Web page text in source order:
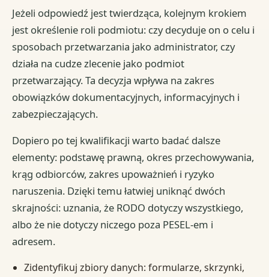
Jeżeli odpowiedź jest twierdząca, kolejnym krokiem
jest określenie roli podmiotu: czy decyduje on o celu i
sposobach przetwarzania jako administrator, czy
działa na cudze zlecenie jako podmiot
przetwarzający. Ta decyzja wpływa na zakres
obowiązków dokumentacyjnych, informacyjnych i
zabezpieczających.
Dopiero po tej kwalifikacji warto badać dalsze
elementy: podstawę prawną, okres przechowywania,
krąg odbiorców, zakres upoważnień i ryzyko
naruszenia. Dzięki temu łatwiej uniknąć dwóch
skrajności: uznania, że RODO dotyczy wszystkiego,
albo że nie dotyczy niczego poza PESEL-em i
adresem.
Zidentyfikuj zbiory danych: formularze, skrzynki,